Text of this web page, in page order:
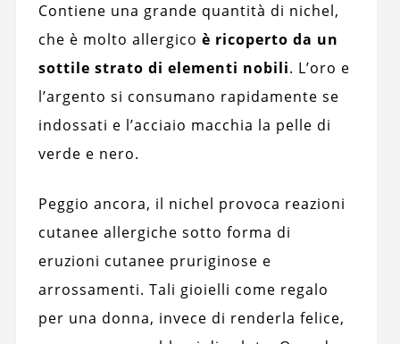
Contiene una grande quantità di nichel,
che è molto allergico è ricoperto da un
sottile strato di elementi nobili. L’oro e
l’argento si consumano rapidamente se
indossati e l’acciaio macchia la pelle di
verde e nero.
Peggio ancora, il nichel provoca reazioni
cutanee allergiche sotto forma di
eruzioni cutanee pruriginose e
arrossamenti. Tali gioielli come regalo
per una donna, invece di renderla felice,